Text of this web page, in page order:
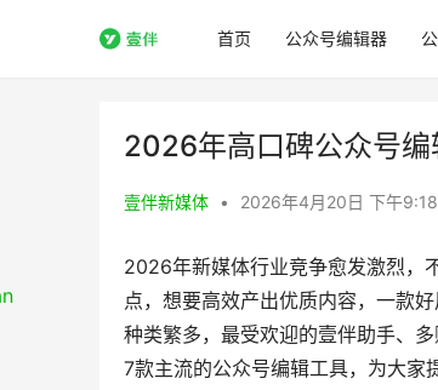
首页 公众号编辑器
2026年高口碑公众号
壹伴新媒体 • 2026年4月20日 下午9:18
2026年新媒体行业竞争愈发激烈，
点，想要高效产出优质内容，一款
种类繁多，最受欢迎的壹伴助手、
7款主流的公众号编辑工具，为大家